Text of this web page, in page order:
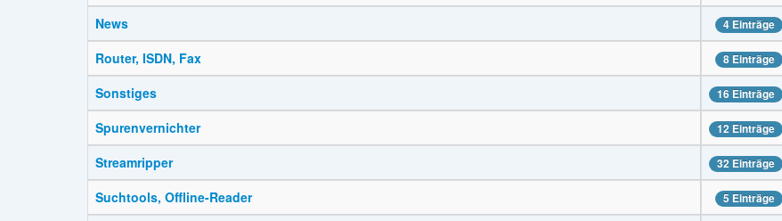
News 4 Einträge
Router, ISDN, Fax 8 Einträge
Sonstiges 16 Einträge
Spurenvernichter 12 Einträge
Streamripper 32 Einträge
Suchtools, Offline-Reader 5 Einträge